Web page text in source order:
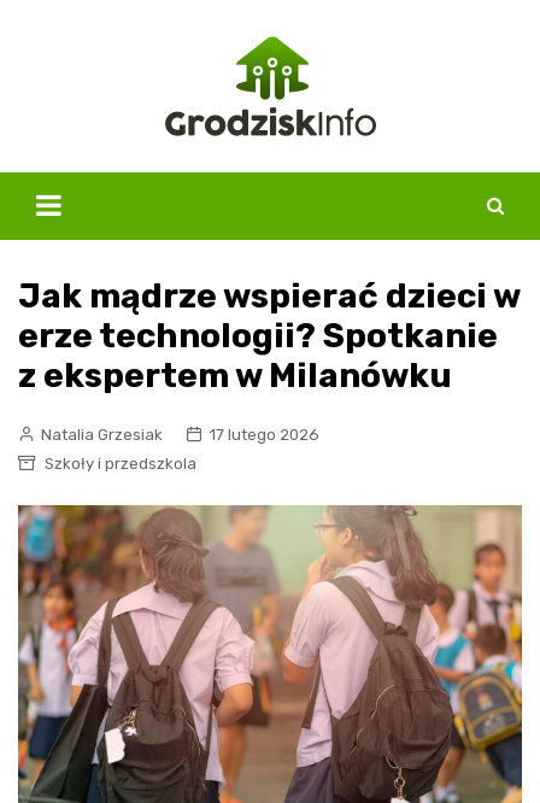
Jak mądrze wspierać dzieci w
erze technologii? Spotkanie
z ekspertem w Milanówku
Natalia Grzesiak
17 lutego 2026
Szkoły i przedszkola